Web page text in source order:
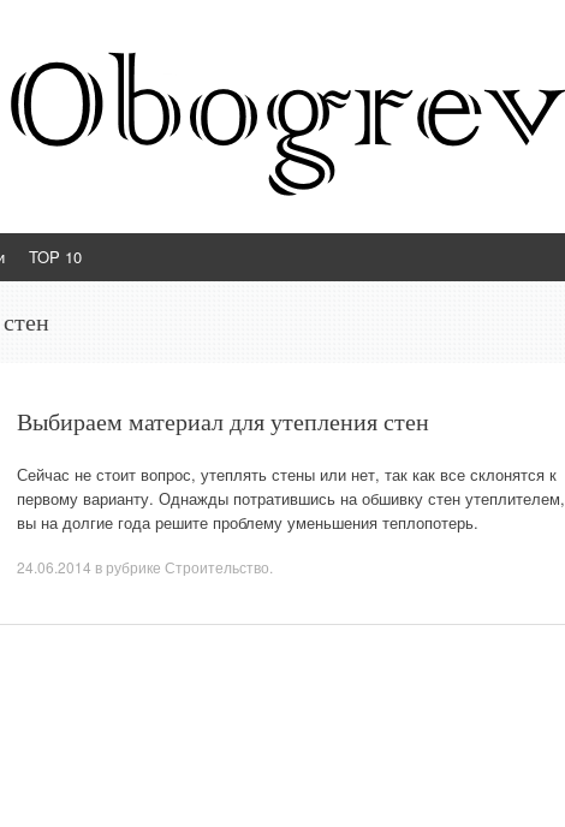
TOP 10
Выбираем материал для утепления стен
Сейчас не стоит вопрос, утеплять стены или нет, так как все склонятся к
первому варианту. Однажды потратившись на обшивку стен утеплителем,
вы на долгие года решите проблему уменьшения теплопотерь.
24.06.2014 в рубрике Строительство